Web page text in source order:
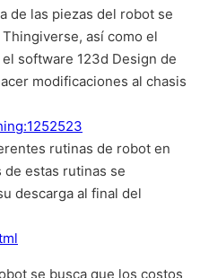
de las piezas del robot se
así como el
software 123d Design de
modificaciones al chasis
rutinas de robot en
estas rutinas se
descarga al final del
se busca que los costos